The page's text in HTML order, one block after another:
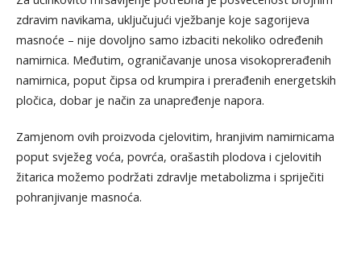
zdravim navikama, uključujući vježbanje koje sagorijeva
masnoće – nije dovoljno samo izbaciti nekoliko određenih
namirnica. Međutim, ograničavanje unosa visokoprerađenih
namirnica, poput čipsa od krumpira i prerađenih energetskih
pločica, dobar je način za unapređenje napora.
Zamjenom ovih proizvoda cjelovitim, hranjivim namirnicama
poput svježeg voća, povrća, orašastih plodova i cjelovitih
žitarica možemo podržati zdravlje metabolizma i spriječiti
pohranjivanje masnoća.